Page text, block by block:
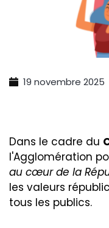
19 novembre 2025
Dans le cadre du
l'Agglomération
au cœur de la
les valeurs
tous les publics.